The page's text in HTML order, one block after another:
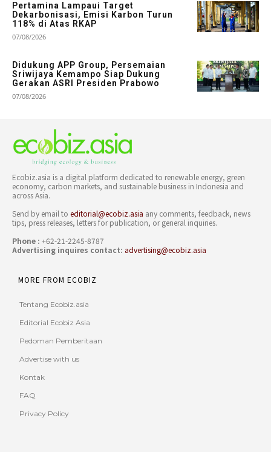
Pertamina Lampaui Target
Dekarbonisasi, Emisi Karbon Turun
118% di Atas RKAP
07/08/2026
Didukung APP Group, Persemaian
Sriwijaya Kemampo Siap Dukung
Gerakan ASRI Presiden Prabowo
07/08/2026
Ecobiz.asia is a digital platform dedicated to renewable energy, green
economy, carbon markets, and sustainable business in Indonesia and
across Asia.
Send by email to editorial@ecobiz.asia any comments, feedback, news
tips, press releases, letters for publication, or general inquiries.
Phone : +62-21-2245-8787
Advertising inquires contact: advertising@ecobiz.asia
MORE FROM ECOBIZ
Tentang Ecobiz.asia
Editorial Ecobiz Asia
Pedoman Pemberitaan
Advertise with us
Kontak
FAQ
Privacy Policy